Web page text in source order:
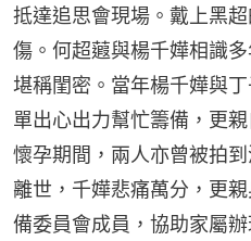
抵達追思會現場。戴上黑
傷。何超蕸與楊千嬅相識
堪稱閨密。當年楊千嬅與
單出心出力幫忙籌備，更
懷孕期間，兩人亦曾被拍
離世，千嬅悲痛萬分，更
備委員會成員，協助家屬